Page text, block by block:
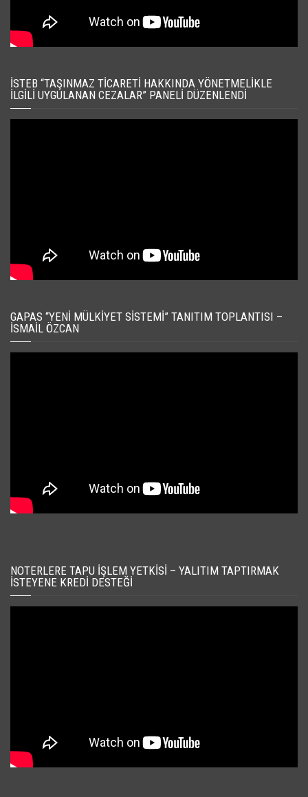
İSTEB “TAŞINMAZ TICARETI HAKKINDA YÖNETMELIKLE
İLGILI UYGULANAN CEZALAR” PANELI DÜZENLENDI
GAPAS “YENI MÜLKIYET SISTEMI” TANITIM TOPLANTISI –
İSMAIL ÖZCAN
NOTERLERE TAPU İŞLEM YETKISI – YALITIM TAPTIRMAK
İSTEYENE KREDI DESTEĞI